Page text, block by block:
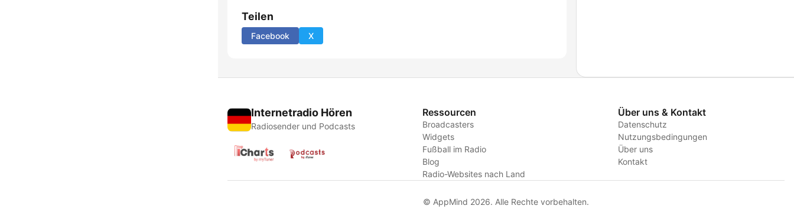
Teilen
Facebook X
Internetradio Hören
Radiosender und Podcasts
Ressourcen
Broadcasters
Widgets
Fußball im Radio
Blog
Radio-Websites nach Land
Über uns & Kontakt
Datenschutz
Nutzungsbedingungen
Über uns
Kontakt
© AppMind 2026. Alle Rechte vorbehalten.